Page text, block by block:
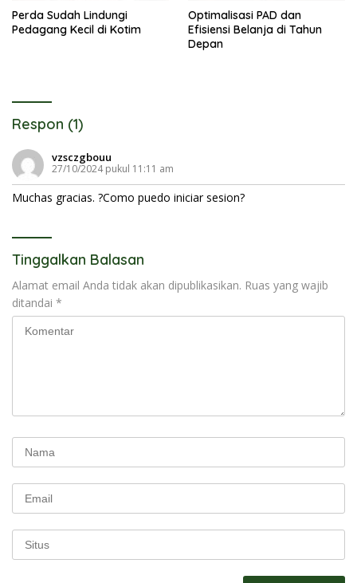
Perda Sudah Lindungi
Pedagang Kecil di Kotim
Optimalisasi PAD dan
Efisiensi Belanja di Tahun
Depan
Respon (1)
vzsczgbouu
27/10/2024 pukul 11:11 am
Muchas gracias. ?Como puedo iniciar sesion?
Tinggalkan Balasan
Alamat email Anda tidak akan dipublikasikan. Ruas yang wajib
ditandai *